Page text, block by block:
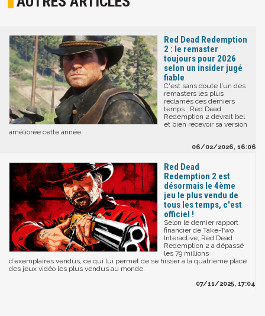
Red Dead Redemption
2 : le remaster
toujours pour 2026
selon un insider jugé
fiable
C'est sans doute l'un des
remasters les plus
réclamés ces derniers
temps : Red Dead
Redemption 2 devrait bel
et bien recevoir sa version
améliorée cette année.
06/02/2026, 16:06
Red Dead
Redemption 2 est
désormais le 4ème
jeu le plus vendu de
tous les temps, c'est
officiel !
Selon le dernier rapport
financier de Take-Two
Interactive, Red Dead
Redemption 2 a dépassé
les 79 millions
d’exemplaires vendus, ce qui lui permet de se hisser à la quatrième place
des jeux vidéo les plus vendus au monde.
07/11/2025, 17:04